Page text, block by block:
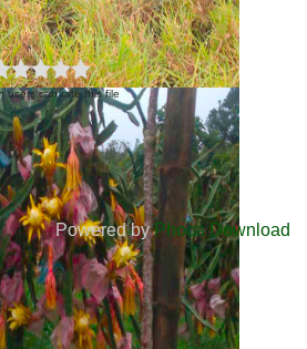
users can rate this file
Powered byPhoca Download